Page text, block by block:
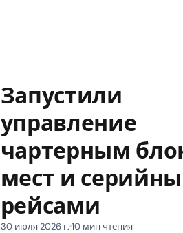
Запустили
управление
чартерным
мест и
рейсами
30 июля 2026 г. 10 мин чтения